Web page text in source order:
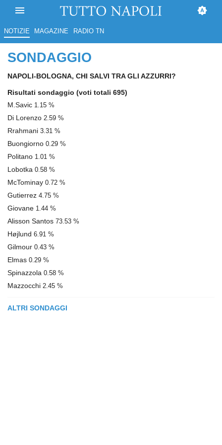
NOTIZIE MAGAZINE RADIO TN
SONDAGGIO
NAPOLI-BOLOGNA, CHI SALVI TRA GLI AZZURRI?
Risultati sondaggio (voti totali 695)
M.Savic 1.15 %
Di Lorenzo 2.59 %
Rrahmani 3.31 %
Buongiorno 0.29 %
Politano 1.01 %
Lobotka 0.58 %
McTominay 0.72 %
Gutierrez 4.75 %
Giovane 1.44 %
Alisson Santos 73.53 %
Højlund 6.91 %
Gilmour 0.43 %
Elmas 0.29 %
Spinazzola 0.58 %
Mazzocchi 2.45 %
ALTRI SONDAGGI